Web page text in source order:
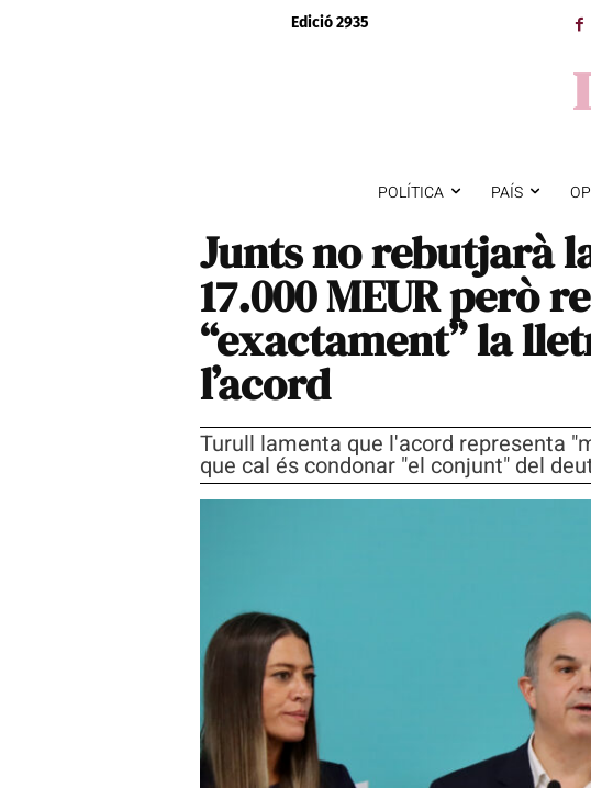
Edició 2935
POLÍTICA PAÍS
Junts no rebutjarà
17.000 MEUR però
“exactament” la
l’acord
Turull lamenta que l'acord representa
que cal és condonar "el conjunt" del